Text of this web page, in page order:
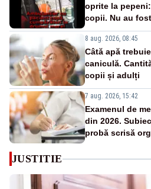
oprite la
copii. Nu au
8 aug. 2026, 08:45
Câtă apă
caniculă.
copii și adulți
7 aug. 2026, 15:42
Examenul de
din 2026.
probă scrisă
JUSTITIE